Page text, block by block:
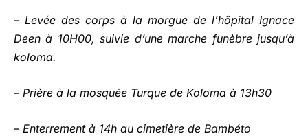
– Levée des corps à la morgue de l’hôpital Ignace
Deen à 10H00, suivie d’une marche funèbre jusqu’à
koloma.
– Prière à la mosquée Turque de Koloma à 13h30
– Enterrement à 14h au cimetière de Bambéto